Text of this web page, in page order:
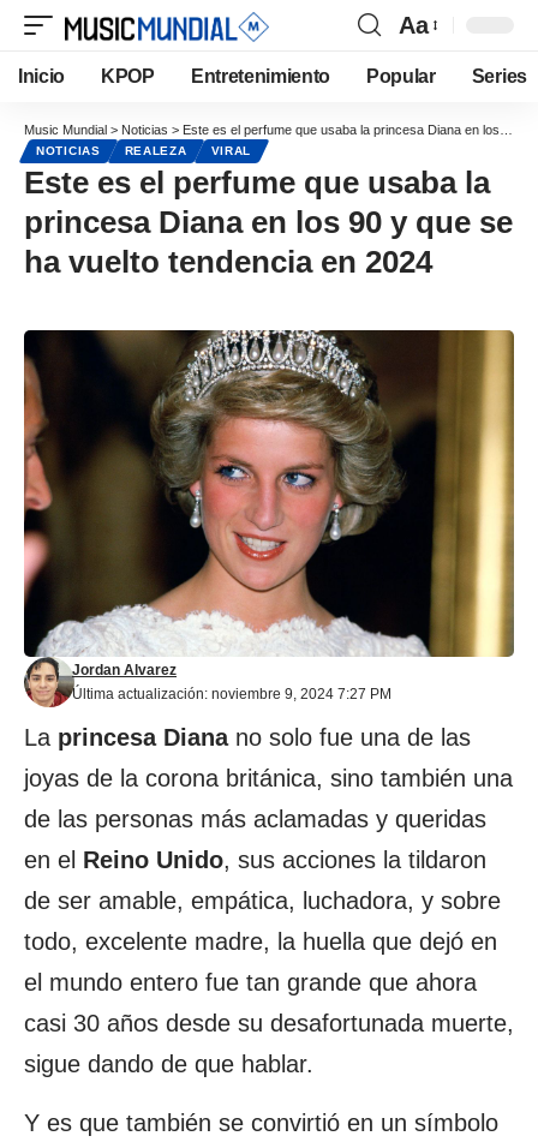
Aa
Inicio KPOP Entretenimiento Popular Series
Music Mundial > Noticias > Este es el perfume que usaba la princesa Diana en los 90 y que se ha vuelto tendencia en 2024
NOTICIAS REALEZA VIRAL
Este es el perfume que usaba la
princesa Diana en los 90 y que se
ha vuelto tendencia en 2024
Última actualización: noviembre 9, 2024 7:27 PM
Jordan Alvarez
La princesa Dianano solo fue una de las
joyas de la corona británica, sino también una
de las personas más aclamadas y queridas
en el Reino Unido, sus acciones la tildaron
de ser amable, empática, luchadora, y sobre
todo, excelente madre, la huella que dejó en
el mundo entero fue tan grande que ahora
casi 30 años desde su desafortunada muerte,
sigue dando de que hablar.
Y es que también se convirtió en un símbolo